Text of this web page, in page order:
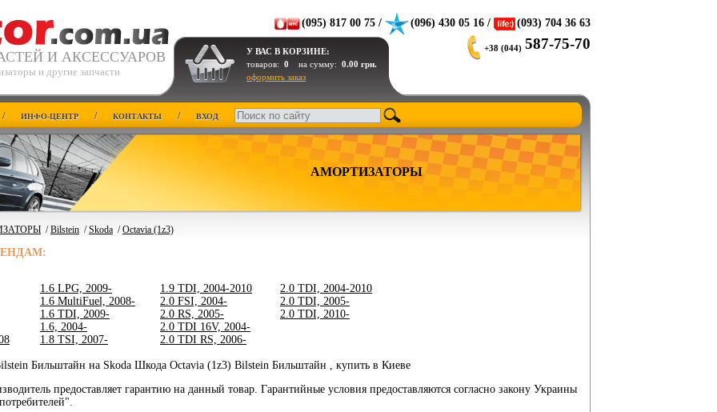
И АКСЕССУАРОВ
и другие запчасти
(095) 817 00 75 / (096) 430 05 16 / (093) 704 36 63
У ВАС В КОРЗИНЕ:
товаров: 0 на сумму: 0.00 грн.
оформить заказ
+38 (044) 587-75-70
/ ИНФО-ЦЕНТР / КОНТАКТЫ / ВХОД
АМОРТИЗАТОРЫ
/Bilstein /Skoda /Octavia (1z3)
1.6 LPG, 2009-
1.6 MultiFuel, 2008-
1.6 TDI, 2009-
1.6, 2004-
1.8 TSI, 2007-
1.9 TDI, 2004-2010
2.0 FSI, 2004-
2.0 RS, 2005-
2.0 TDI 16V, 2004-
2.0 TDI RS, 2006-
2.0 TDI, 2004-2010
2.0 TDI, 2005-
2.0 TDI, 2010-
Бильштайн на Skoda Шкода Octavia (1z3) Bilstein Бильштайн , купить в Киеве
предоставляет гарантию на данный товар. Гарантийные условия предоставляются согласно закону Украины